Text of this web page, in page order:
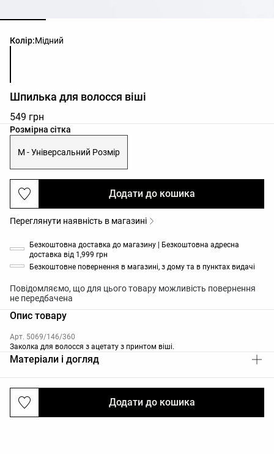
Колір:Мідний
Список кольорів товару
Шпилька для волосся віші
549 грн
Розмірна сітка
Список розмірів товару
M - Універсальний Розмір
Додати до кошика
Додати до кошика
Переглянути наявність в магазині
Безкоштовна доставка до магазину | Безкоштовна адресна
доставка від 1,999 грн
Безкоштовне повернення в магазині, з дому та в пунктах видачі
Повідомляємо, що для цього товару можливість повернення
не передбачена
Опис товару
Арт. 5069/146/360
Заколка для волосся з ацетату з принтом віші.
Матеріали і догляд
Доставки та повернення